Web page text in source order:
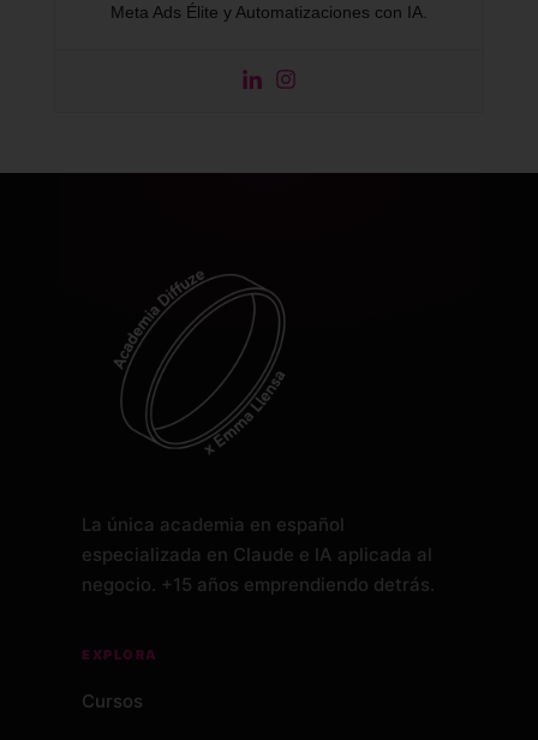
Meta Ads Élite y Automatizaciones con IA.
La única academia en español
especializada en Claude e IA aplicada al
negocio. +15 años emprendiendo detrás.
EXPLORA
Cursos